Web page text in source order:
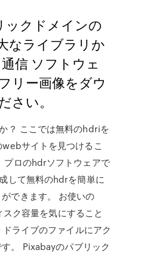
ックドメインの
なライブラリか
信 ソフトウェ
リー画像をダウ
さい。
？ ここでは無料のhdriを
サイトを見つけるこ
プロのhdrソフトウェアで
して無料のhdrを簡単に
できます。 お使いの
ク容量を気にすること
ライブのファイルにアク
。 Pixabayのパブリック